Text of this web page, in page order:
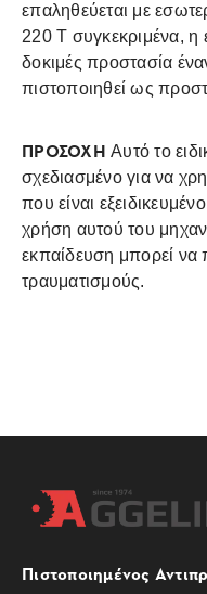
επαληθεύεται με
220 T συγκεκριμένα, η
δοκιμές προστασία
πιστοποιηθεί ως
ΠΡΟΣΟΧΗ Αυτό το
σχεδιασμένο για να
που είναι
χρήση αυτού του
εκπαίδευση μπορεί να
τραυματισμούς.
Πιστοποιημένος